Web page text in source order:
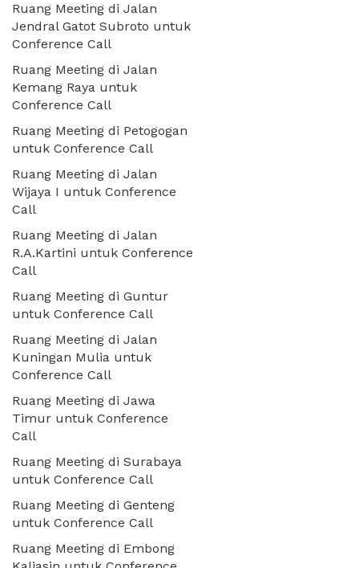
Ruang Meeting di Jalan
Jendral Gatot Subroto untuk
Conference Call
Ruang Meeting di Jalan
Kemang Raya untuk
Conference Call
Ruang Meeting di Petogogan
untuk Conference Call
Ruang Meeting di Jalan
Wijaya I untuk Conference
Call
Ruang Meeting di Jalan
R.A.Kartini untuk Conference
Call
Ruang Meeting di Guntur
untuk Conference Call
Ruang Meeting di Jalan
Kuningan Mulia untuk
Conference Call
Ruang Meeting di Jawa
Timur untuk Conference
Call
Ruang Meeting di Surabaya
untuk Conference Call
Ruang Meeting di Genteng
untuk Conference Call
Ruang Meeting di Embong